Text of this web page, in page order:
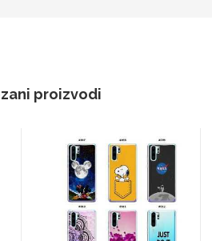
proizvodi